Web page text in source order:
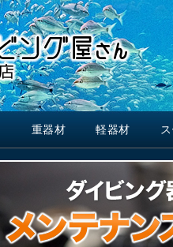
重器材 軽器材